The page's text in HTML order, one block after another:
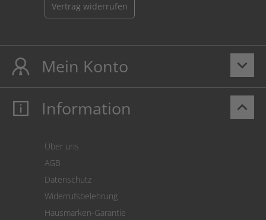
Vertrag widerrufen
keyboard_arrow_down
Mein Konto
Mein Konto
keyboard_arrow_up
Information
Über uns
AGB
Datenschutz
Widerrufsbelehrung
Hausmarken-Garantie